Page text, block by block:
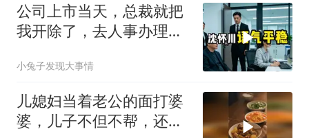
公司上市当天，总裁就把
我开除了，去人事办理离
小兔子发现大事情
儿媳妇当着老公的面打婆
婆，儿子不但不帮，还助